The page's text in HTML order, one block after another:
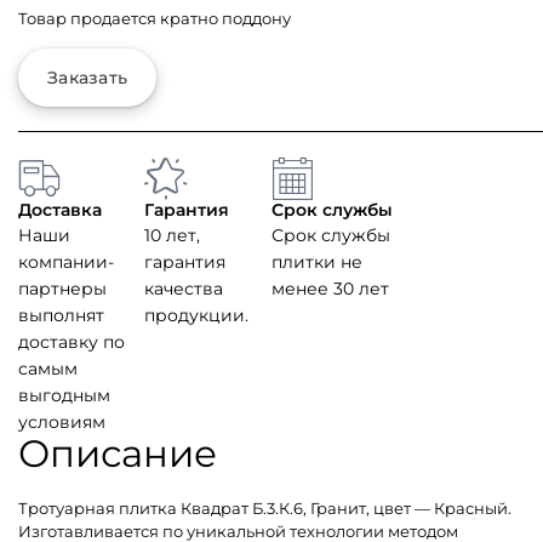
Товар продается кратно поддону
Заказать
Доставка
Наши
компании-
партнеры
выполнят
доставку по
самым
выгодным
условиям
Гарантия
10 лет,
гарантия
качества
продукции.
Срок службы
Срок службы
плитки не
менее 30 лет
Описание
Тротуарная плитка Квадрат Б.3.К.6, Гранит, цвет — Красный.
Изготавливается по уникальной технологии методом